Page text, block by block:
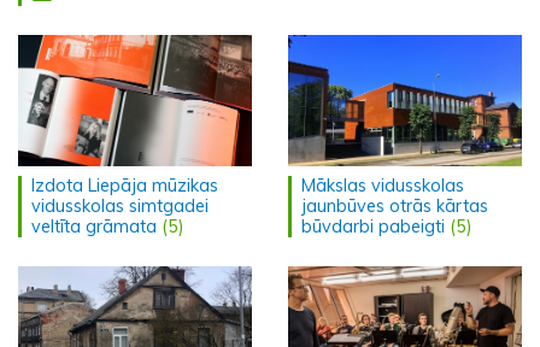
Izdota Liepāja mūzikas
vidusskolas simtgadei
veltīta grāmata (5)
Mākslas vidusskolas
jaunbūves otrās kārtas
būvdarbi pabeigti (5)